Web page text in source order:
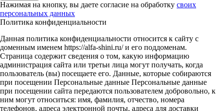
Нажимая на кнопку, вы даете согласие на обработку своих
персональных данных
Политика конфиденциальности
Данная политика конфиденциальности относится к сайту с
доменным именем https://alfa-shini.ru/ и его поддоменам.
Страница содержит сведения о том, какую информацию
администрация сайта или третьи лица могут получать, когда
пользователь (вы) посещаете его. Данные, которые собираются
при посещении Персональные данные Персональные данные
при посещении сайта передаются пользователем добровольно, к
ним могут относиться: имя, фамилия, отчество, номера
телефонов, адреса электронной почты, адреса для доставки